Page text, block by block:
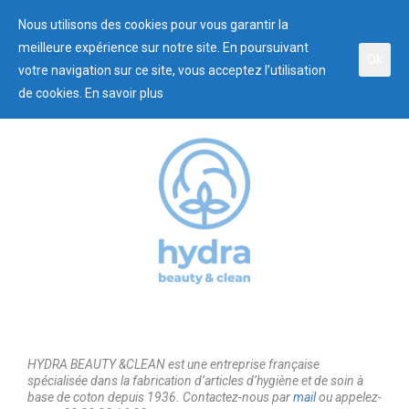
HYDRA BEAUTY &CLEAN est une entreprise française
spécialisée dans la fabrication d’articles d’hygiène et de soin à
base de coton depuis 1936. Contactez-nous parmailou appelez-
Nous utilisons des cookies pour vous garantir la
meilleure expérience sur notre site. En poursuivant
votre navigation sur ce site, vous acceptez l’utilisation
de cookies. En savoir plus